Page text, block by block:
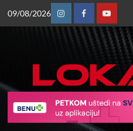
09/08/2026
InstagramFacebookYoutube